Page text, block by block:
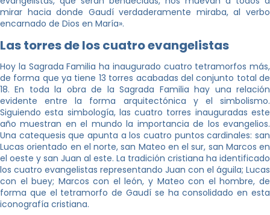
mirar hacia donde Gaudí verdaderamente miraba, al verbo
encarnado de Dios en María».
Las torres de los cuatro evangelistas
Hoy la Sagrada Familia ha inaugurado cuatro tetramorfos más,
de forma que ya tiene 13 torres acabadas del conjunto total de
18. En toda la obra de la Sagrada Familia hay una relación
evidente entre la forma arquitectónica y el simbolismo.
Siguiendo esta simbología, las cuatro torres inauguradas este
año muestran en el mundo la importancia de los evangelios.
Una catequesis que apunta a los cuatro puntos cardinales: san
Lucas orientado en el norte, san Mateo en el sur, san Marcos en
el oeste y san Juan al este. La tradición cristiana ha identificado
los cuatro evangelistas representando Juan con el águila; Lucas
con el buey; Marcos con el león, y Mateo con el hombre, de
forma que el tetramorfo de Gaudí se ha consolidado en esta
iconografía cristiana.